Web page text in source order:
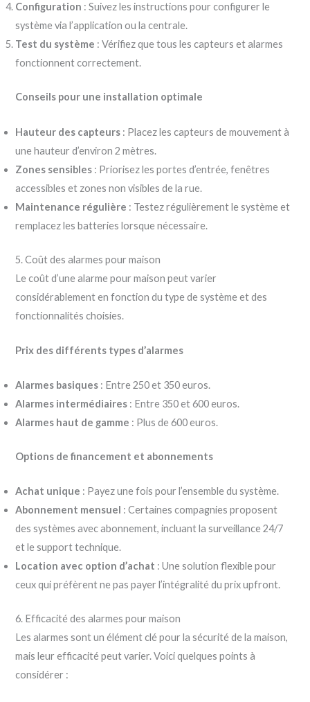
Configuration : Suivez les instructions pour configurer le
système via l’application ou la centrale.
Test du système : Vérifiez que tous les capteurs et alarmes
fonctionnent correctement.
Conseils pour une installation optimale
Hauteur des capteurs : Placez les capteurs de mouvement à
une hauteur d’environ 2 mètres.
Zones sensibles : Priorisez les portes d’entrée, fenêtres
accessibles et zones non visibles de la rue.
Maintenance régulière : Testez régulièrement le système et
remplacez les batteries lorsque nécessaire.
5. Coût des alarmes pour maison
Le coût d’une alarme pour maison peut varier
considérablement en fonction du type de système et des
fonctionnalités choisies.
Prix des différents types d’alarmes
Alarmes basiques : Entre 250 et 350 euros.
Alarmes intermédiaires : Entre 350 et 600 euros.
Alarmes haut de gamme : Plus de 600 euros.
Options de financement et abonnements
Achat unique : Payez une fois pour l’ensemble du système.
Abonnement mensuel : Certaines compagnies proposent
des systèmes avec abonnement, incluant la surveillance 24/7
et le support technique.
Location avec option d’achat : Une solution flexible pour
ceux qui préfèrent ne pas payer l’intégralité du prix upfront.
6. Efficacité des alarmes pour maison
Les alarmes sont un élément clé pour la sécurité de la maison,
mais leur efficacité peut varier. Voici quelques points à
considérer :